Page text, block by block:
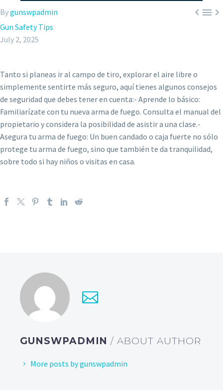

Bygunswpadmin
Gun Safety Tips
July 2, 2025
Tanto si planeas ir al campo de tiro, explorar el aire libre o
simplemente sentirte más seguro, aquí tienes algunos consejos
de seguridad que debes tener en cuenta:- Aprende lo básico:
Familiarízate con tu nueva arma de fuego. Consulta el manual del
propietario y considera la posibilidad de asistir a una clase.-
Asegura tu arma de fuego: Un buen candado o caja fuerte no sólo
protege tu arma de fuego, sino que también te da tranquilidad,
sobre todo si hay niños o visitas en casa.
GUNSWPADMIN/ ABOUT AUTHOR
More posts by gunswpadmin